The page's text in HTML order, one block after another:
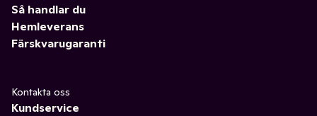
Så handlar du
Hemleverans
Färskvarugaranti
Kontakta oss
Kundservice